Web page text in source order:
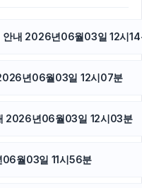
축구반티
안산피부과
안내 2026년06월03일 12시14
년06월03일 12시07분
2026년06월03일 12시03분
월03일 11시56분